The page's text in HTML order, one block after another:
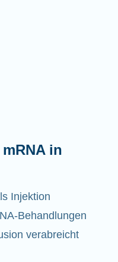
in
Injektion
Behandlungen
verabreicht